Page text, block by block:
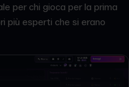
per chi gioca per la prima
più esperti che si erano